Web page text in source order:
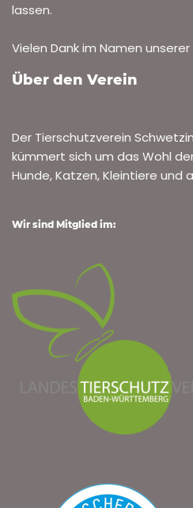
lassen.
Vielen Dank im Namen
Über den Verein
Der Tierschutzverein
kümmert sich um das Wohl
Hunde, Katzen, Kleintiere und
Wir sind Mitglied im: